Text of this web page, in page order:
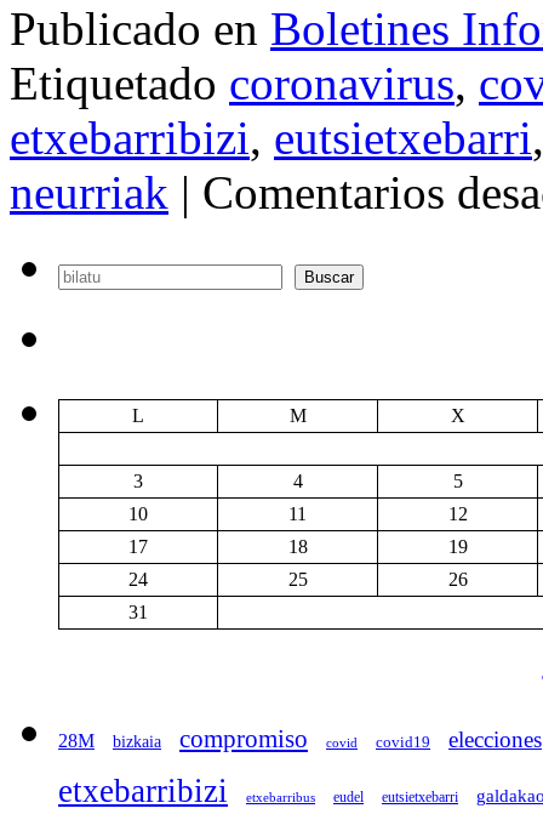
Publicado en Boletines
Etiquetado coronavirus,
etxebarribizi, eutsietxebarri
neurriak | Comentarios
Buscar Buscar
L M X
3 4
5
10
11
12
17
18
19
24
25
26
31
28M bizkaia compromiso covid covid19 elecciones
etxebarribizi etxebarribus eudel eutsietxebarri